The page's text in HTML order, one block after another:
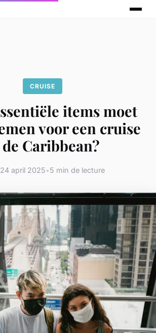
CRUISE
items moet
voor een cruise
Caribbean?
24 april 2025•5 min de lecture